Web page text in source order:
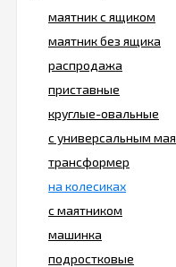
маятник с ящиком
маятник без ящика
распродажа
приставные
круглые-овальные
с универсальным
трансформер
на колесиках
с маятником
машинка
подростковые